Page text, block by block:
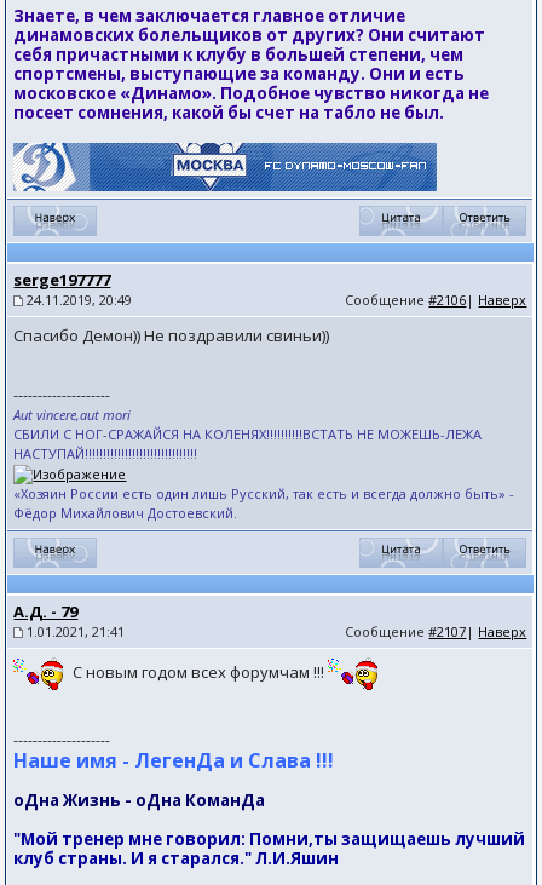
Знаете, в чем заключается главное отличие
динамовских болельщиков от других? Они считают
себя причастными к клубу в большей степени, чем
спортсмены, выступающие за команду. Они и есть
московское «Динамо». Подобное чувство никогда не
посеет сомнения, какой бы счет на табло не был.
serge197777
24.11.2019, 20:49 Сообщение#2106 | Наверх
Спасибо Демон)) Не поздравили свиньи))
--------------------
Aut vincere,aut mori
СБИЛИ С НОГ-СРАЖАЙСЯ НА КОЛЕНЯХ!!!!!!!!!!ВСТАТЬ НЕ МОЖЕШЬ-ЛЕЖА
НАСТУПАЙ!!!!!!!!!!!!!!!!!!!!!!!!!!!!!!!
«Хозяин России есть один лишь Русский, так есть и всегда должно быть» -
Фёдор Михайлович Достоевский.
А.Д. - 79
1.01.2021, 21:41 Сообщение#2107 | Наверх
С новым годом всех форумчам !!!
--------------------
Наше имя - ЛегенДа и Слава !!!
оДна Жизнь - оДна КоманДа
"Мой тренер мне говорил: Помни,ты защищаешь лучший
клуб страны. И я старался." Л.И.Яшин